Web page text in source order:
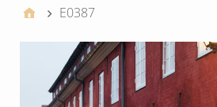
E0387